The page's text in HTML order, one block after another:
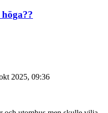
höga??
2025, 09:36